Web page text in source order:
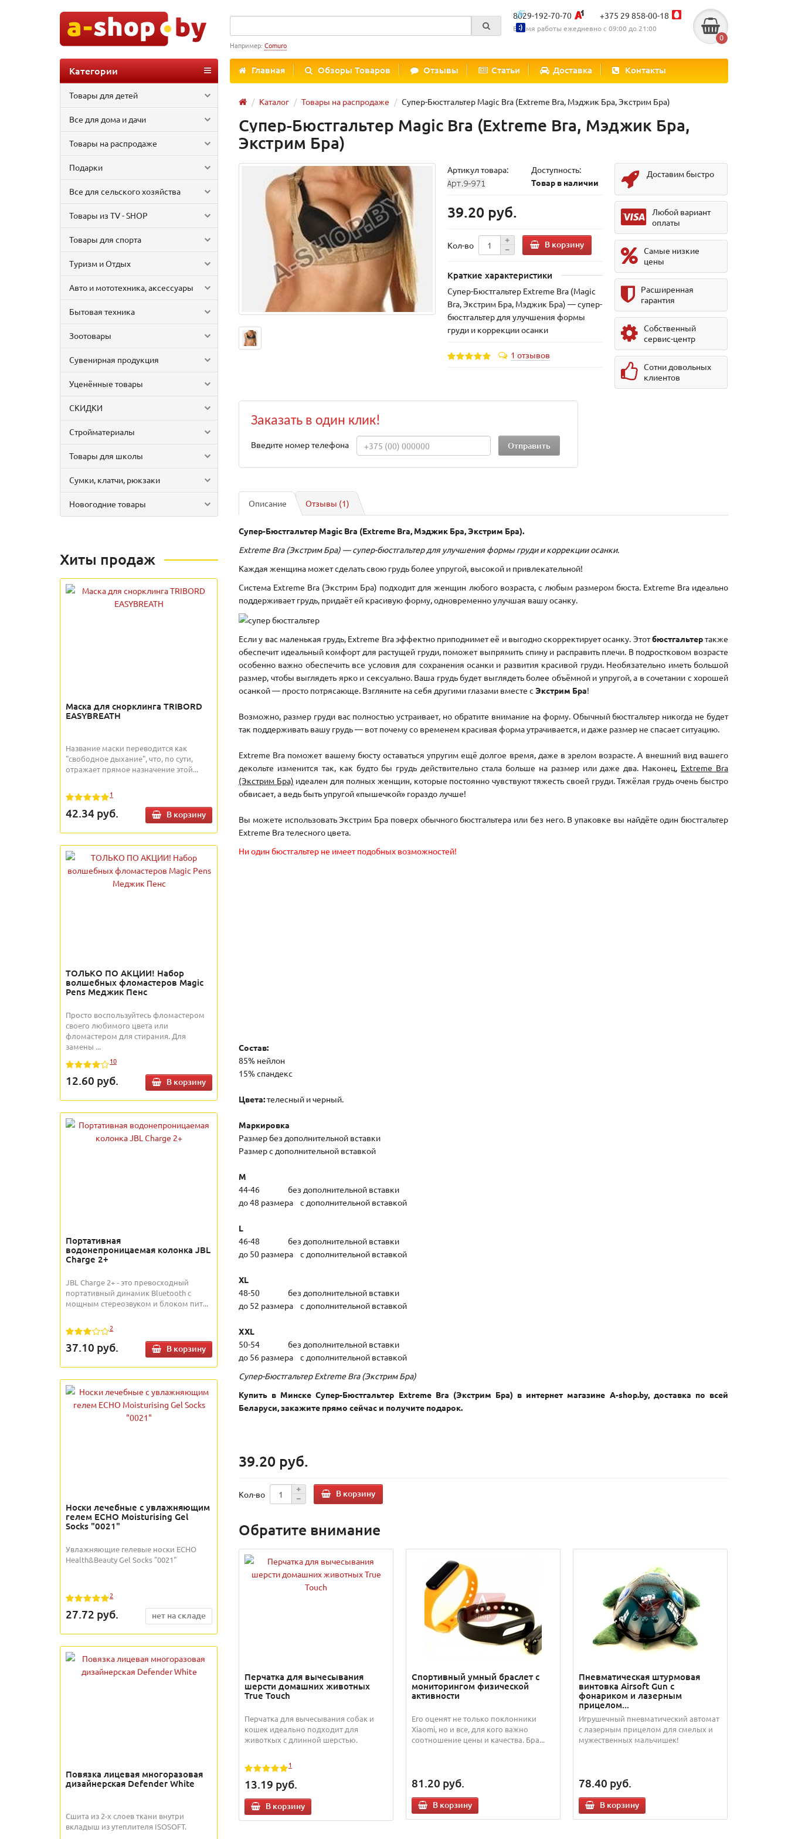
8029-192-70-70 +375 29 858-00-18
Время работы ежедневно с 09:00 до 21:00
0
Например: Comuro
Главная Обзоры Товаров Отзывы Статьи Доставка Контакты
Категории
Товары для детей
Все для дома и дачи
Товары на распродаже
Подарки
Все для сельского хозяйства
Товары из TV - SHOP
Товары для спорта
Туризм и Отдых
Авто и мототехника, аксессуары
Бытовая техника
Зоотовары
Сувенирная продукция
Уценённые товары
СКИДКИ
Стройматериалы
Товары для школы
Сумки, клатчи, рюкзаки
Новогодние товары
Каталог Товары на распродаже Супер-Бюстгальтер Magic Bra (Extreme Bra, Мэджик Бра, Экстрим Бра)
Хиты продаж
Маска для снорклинга TRIBORD
EASYBREATH
Название маски переводится как
"свободное дыхание", что, по сути,
отражает прямое назначение этой...
1
42.34 руб. В корзину
ТОЛЬКО ПО АКЦИИ! Набор
волшебных фломастеров Magic
Pens Меджик Пенс
Просто воспользуйтесь фломастером
своего любимого цвета или
фломастером для стирания. Для
замены ...
10
12.60 руб. В корзину
Портативная
водонепроницаемая колонка JBL
Charge 2+
JBL Charge 2+ - это превосходный
портативный динамик Bluetooth с
мощным стереозвуком и блоком пит...
2
37.10 руб. В корзину
Носки лечебные с увлажняющим
гелем ECHO Moisturising Gel
Socks "0021"
Увлажняющие гелевые носки ECHO
Health&Beauty Gel Socks "0021"
2
27.72 руб. нет на складе
Повязка лицевая многоразовая
дизайнерская Defender White
Сшита из 2-х слоев ткани внутри
вкладыш из утеплителя ISOSOFT.
Супер-Бюстгальтер Magic Bra (Extreme Bra, Мэджик Бра,
Экстрим Бра)
Артикул товара:
Доступность:
Товар в наличии
39.20 руб.
Кол-во В корзину
Краткие характеристики
Супер-Бюстгальтер Extreme Bra (Magic
Bra, Экстрим Бра, Мэджик Бра) — супер-
бюстгальтер для улучшения формы
груди и коррекции осанки
1 отзывов
Доставим быстро
Любой вариант
оплаты
Самые низкие
цены
Расширенная
гарантия
Собственный
сервис-центр
Сотни довольных
клиентов
Заказать в один клик!
Введите номер телефона
Описание Отзывы (1)
Супер-Бюстгальтер Magic Bra (Extreme Bra, Мэджик Бра, Экстрим Бра).
Extreme Bra (Экстрим Бра) — супер-бюстгальтер для улучшения формы груди и коррекции осанки.
Каждая женщина может сделать свою грудь более упругой, высокой и привлекательной!
Система Extreme Bra (Экстрим Бра) подходит для женщин любого возраста, с любым размером бюста. Extreme Bra идеально
поддерживает грудь, придаёт ей красивую форму, одновременно улучшая вашу осанку.
Если у вас маленькая грудь, Extreme Bra эффектно приподнимет её и выгодно скорректирует осанку. Этотбюстгальтертакже
обеспечит идеальный комфорт для растущей груди, поможет выпрямить спину и расправить плечи. В подростковом возрасте
особенно важно обеспечить все условия для сохранения осанки и развития красивой груди. Необязательно иметь большой
размер, чтобы выглядеть ярко и сексуально. Ваша грудь будет выглядеть более объёмной и упругой, а в сочетании с хорошей
осанкой — просто потрясающе. Взгляните на себя другими глазами вместе с Экстрим Бра!
Возможно, размер груди вас полностью устраивает, но обратите внимание на форму. Обычный бюстгальтер никогда не будет
так поддерживать вашу грудь — вот почему со временем красивая форма утрачивается, и даже размер не спасает ситуацию.
Extreme Bra поможет вашему бюсту оставаться упругим ещё долгое время, даже в зрелом возрасте. А внешний вид вашего
декольте изменится так, как будто бы грудь действительно стала больше на размер или даже два. Наконец, Extreme Bra
(Экстрим Бра) идеален для полных женщин, которые постоянно чувствуют тяжесть своей груди. Тяжёлая грудь очень быстро
обвисает, а ведь быть упругой «пышечкой» гораздо лучше!
Вы можете использовать Экстрим Бра поверх обычного бюстгальтера или без него. В упаковке вы найдёте один бюстгальтер
Extreme Bra телесного цвета.
Ни один бюстгальтер не имеет подобных возможностей!
Состав:
85% нейлон
15% спандекс
Цвета:телесный и черный.
Маркировка
Размер без дополнительной вставки
Размер с дополнительной вставкой
М
44-46 без дополнительной вставки
до 48 размера с дополнительной вставкой
L
46-48 без дополнительной вставки
до 50 размера с дополнительной вставкой
XL
48-50 без дополнительной вставки
до 52 размера с дополнительной вставкой
XXL
50-54 без дополнительной вставки
до 56 размера с дополнительной вставкой
Супер-Бюстгальтер Extreme Bra (Экстрим Бра)
Купить в Минске Супер-Бюстгальтер Extreme Bra (Экстрим Бра) в интернет магазине A-shop.by, доставка по всей
Беларуси, закажите прямо сейчас и получите подарок.
39.20 руб.
Кол-во В корзину
Обратите внимание
Перчатка для вычесывания
шерсти домашних животных
True Touch
Перчатка для вычесывания собак и
кошек идеально подходит для
животкых с длинной шерстью.
1
13.19 руб.
В корзину
Спортивный умный браслет с
мониторингом физической
активности
Его оценят не только поклонники
Xiaomi, но и все, для кого важно
соотношение цены и качества. Бра...
81.20 руб.
В корзину
Пневматическая штурмовая
винтовка Airsoft Gun с
фонариком и лазерным
прицелом...
Игрушечный пневматический автомат
с лазерным прицелом для смелых и
мужественных мальчишек!
78.40 руб.
В корзину